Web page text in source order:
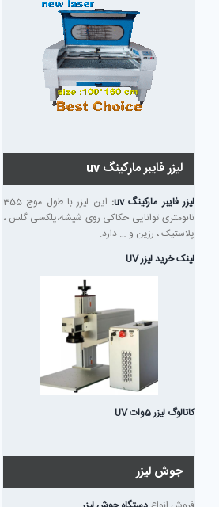
لیزر فایبر مارکینگ uv
لیزر فایبر مارکینگ uv :
این لیزر با طول موج 355
نانومتری توانایی حکاکی روی شیشه،پلکسی گلس ،
پلاستیک ، رزین و … دارد.
لینک خرید لیزر UV
کاتالوگ لیزر 5وات UV
جوش لیزر